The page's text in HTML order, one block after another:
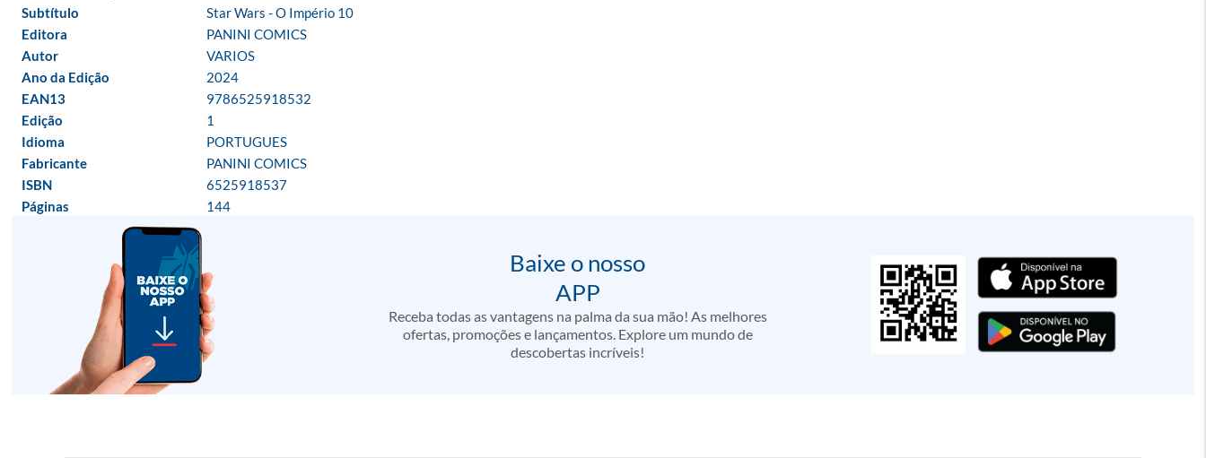
Subtítulo
Star Wars - O Império 10
Editora
PANINI COMICS
Autor
VARIOS
Ano da Edição
2024
EAN13
9786525918532
Edição
1
Idioma
PORTUGUES
Fabricante
PANINI COMICS
ISBN
6525918537
Páginas
144
Baixe o nosso
APP
Receba todas as vantagens na palma da sua mão! As melhores
ofertas, promoções e lançamentos. Explore um mundo de
descobertas incríveis!